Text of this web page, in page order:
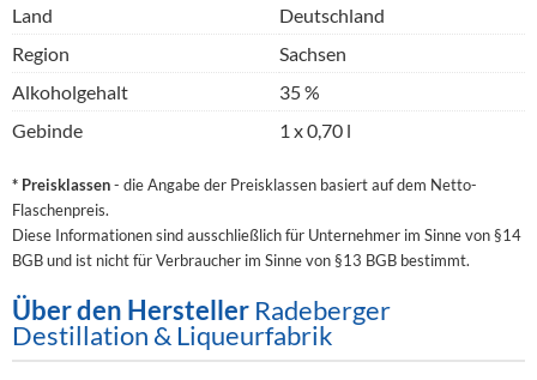
Land
Deutschland
Region
Sachsen
Alkoholgehalt
35 %
Gebinde
1 x 0,70 l
* Preisklassen- die Angabe der Preisklassen basiert auf dem Netto-
Flaschenpreis.
Diese Informationen sind ausschließlich für Unternehmer im Sinne von §14
BGB und ist nicht für Verbraucher im Sinne von §13 BGB bestimmt.
Über den Hersteller Radeberger
Destillation & Liqueurfabrik